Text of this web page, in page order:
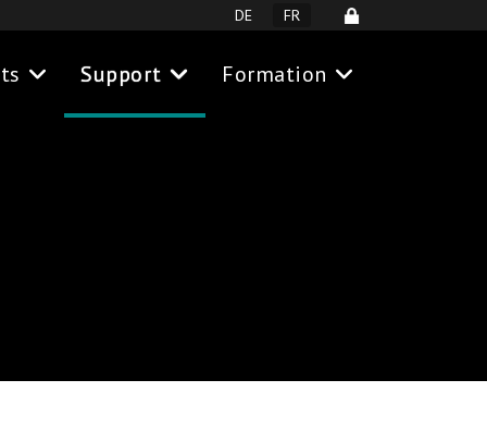
Sélectionnez votre langue
DE FR
Support Formation